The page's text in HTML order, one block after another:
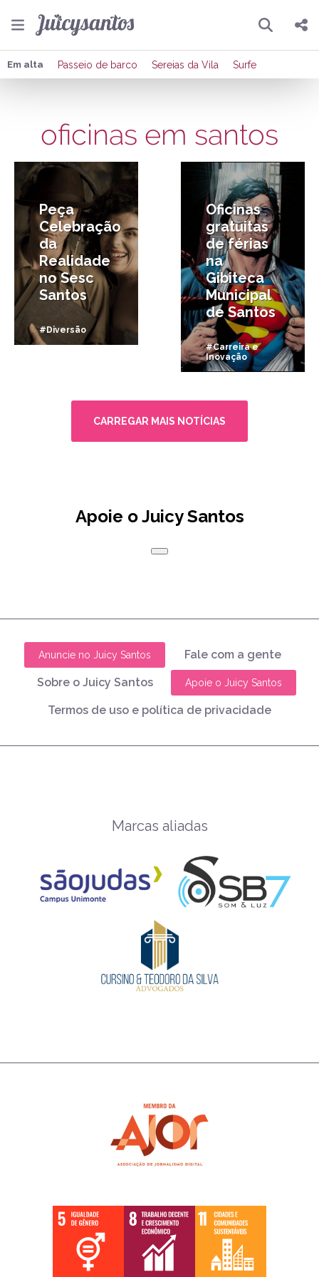
Pesquisar
Compartilhar
Enviar por Whatsapp
Publicar no Facebook
Publicar no X
Em alta Passeio de barco Sereias da Vila Surfe
oficinas em santos
Peça
Celebração
da
Realidade
no Sesc
Santos
#Diversão
Oficinas
gratuitas
de férias
na
Gibiteca
Municipal
de Santos
#Carreira e
Inovação
CARREGAR MAIS NOTÍCIAS
Apoie o Juicy Santos
Anuncie no Juicy Santos Fale com a gente
Sobre o Juicy Santos Apoie o Juicy Santos
Termos de uso e política de privacidade
Marcas aliadas